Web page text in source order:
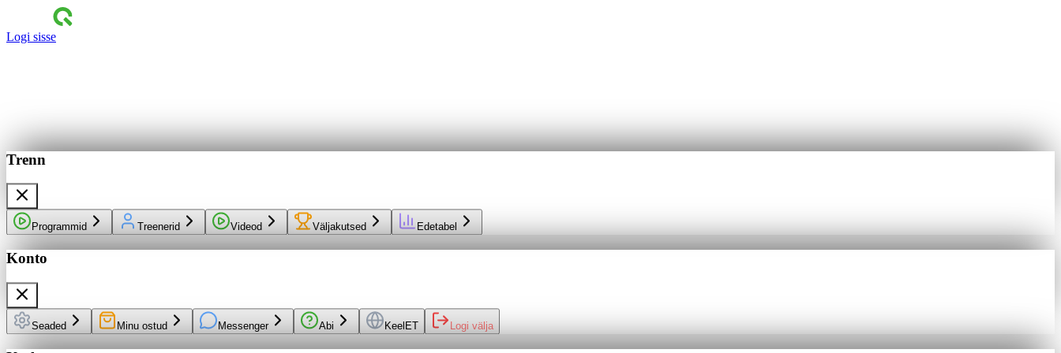
Logi sisse
Trenn
Programmid Treenerid Videod Väljakutsed Edetabel
Konto
Seaded Minu ostud Messenger Abi Keel ET Logi välja